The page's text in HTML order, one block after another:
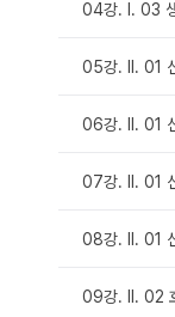
04강. Ⅰ. 03
05강. Ⅱ. 01
06강. Ⅱ. 01
07강. Ⅱ. 01
08강. Ⅱ. 01
09강. Ⅱ. 02